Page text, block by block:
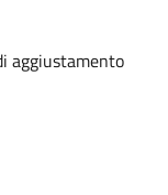
aggiustamento